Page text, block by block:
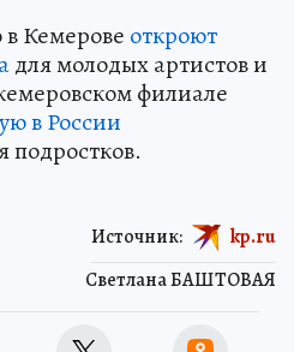
Кемерове откроют
для молодых артистов и
филиале
в России
подростков.
Светлана БАШТОВАЯ
Источник: kp.ru